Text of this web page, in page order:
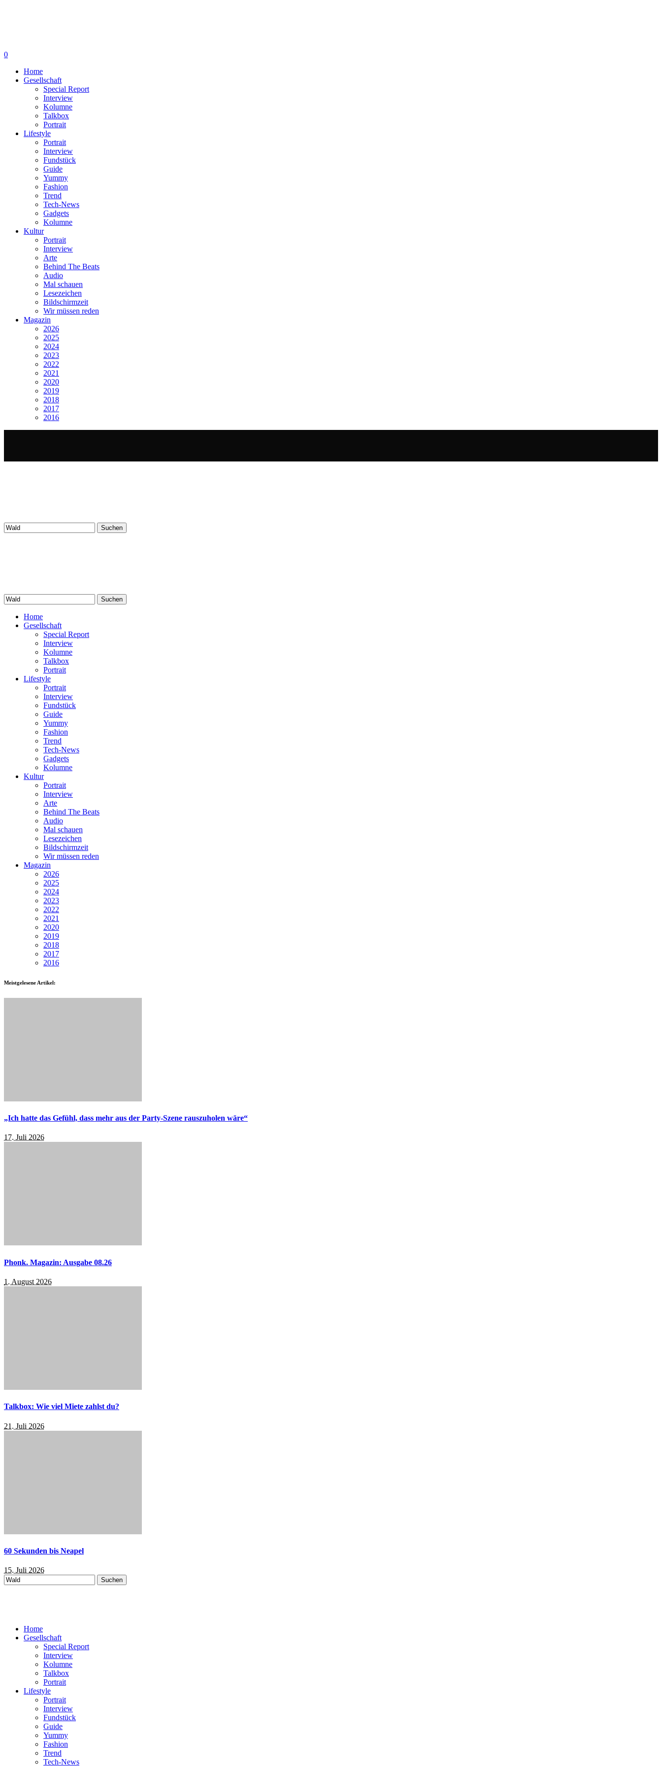
0
Home
Gesellschaft
Special Report
Interview
Kolumne
Talkbox
Portrait
Lifestyle
Portrait
Interview
Fundstück
Guide
Yummy
Fashion
Trend
Tech-News
Gadgets
Kolumne
Kultur
Portrait
Interview
Arte
Behind The Beats
Audio
Mal schauen
Lesezeichen
Bildschirmzeit
Wir müssen reden
Magazin
2026
2025
2024
2023
2022
2021
2020
2019
2018
2017
2016
Suchen
nach:
Suchen
nach:
Home
Gesellschaft
Special Report
Interview
Kolumne
Talkbox
Portrait
Lifestyle
Portrait
Interview
Fundstück
Guide
Yummy
Fashion
Trend
Tech-News
Gadgets
Kolumne
Kultur
Portrait
Interview
Arte
Behind The Beats
Audio
Mal schauen
Lesezeichen
Bildschirmzeit
Wir müssen reden
Magazin
2026
2025
2024
2023
2022
2021
2020
2019
2018
2017
2016
Meistgelesene Artikel:
„Ich hatte das Gefühl, dass mehr aus der Party-Szene rauszuholen wäre“
17. Juli 2026
Phonk. Magazin: Ausgabe 08.26
1. August 2026
Talkbox: Wie viel Miete zahlst du?
21. Juli 2026
60 Sekunden bis Neapel
15. Juli 2026
Suchen
nach:
Home
Gesellschaft
Special Report
Interview
Kolumne
Talkbox
Portrait
Lifestyle
Portrait
Interview
Fundstück
Guide
Yummy
Fashion
Trend
Tech-News